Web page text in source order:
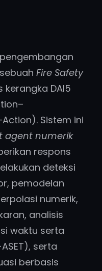
Fire Safety
kerangka DAI5
Sistem ini
agent numerik
respons
deteksi
pemodelan
numerik,
analisis
waktu serta
serta
berbasis